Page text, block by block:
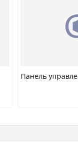
Панель